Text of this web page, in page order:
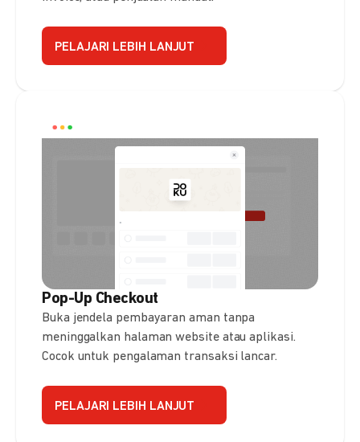
PELAJARI LEBIH LANJUT
Pop-Up Checkout
Buka jendela pembayaran aman tanpa
meninggalkan halaman website atau aplikasi.
Cocok untuk pengalaman transaksi lancar.
PELAJARI LEBIH LANJUT